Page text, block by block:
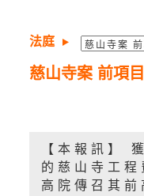
法庭
慈山寺案 前項
【本報訊】
的慈山寺工
高院傳召其